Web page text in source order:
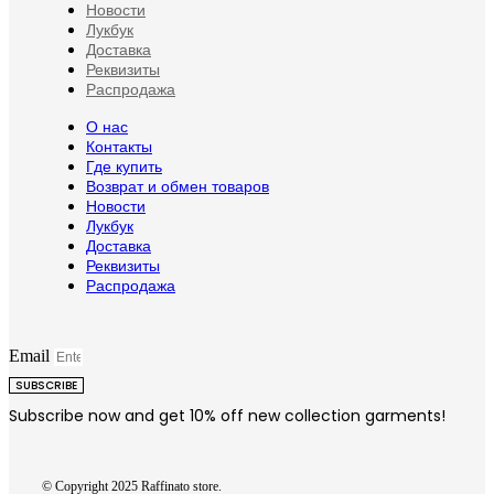
Новости
Лукбук
Доставка
Реквизиты
Распродажа
О нас
Контакты
Где купить
Возврат и обмен товаров
Новости
Лукбук
Доставка
Реквизиты
Распродажа
Email
SUBSCRIBE
Subscribe now and get 10% off new collection garments!
© Copyright 2025 Raffinato store.